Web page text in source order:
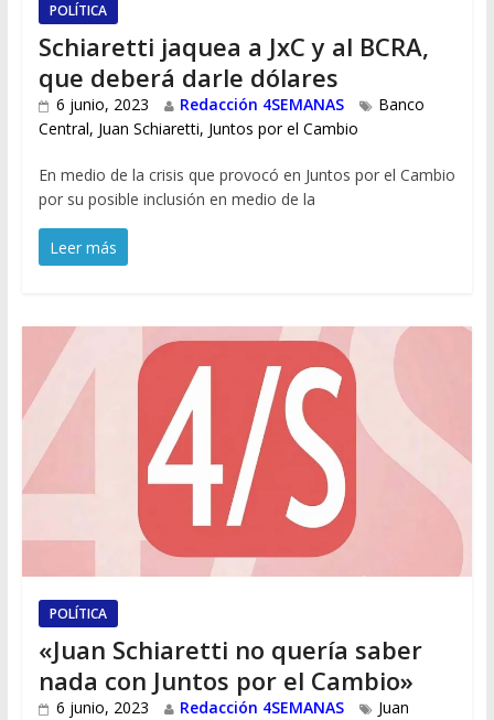
POLÍTICA
Schiaretti jaquea a JxC y al BCRA,
que deberá darle dólares
6 junio, 2023 Redacción 4SEMANAS
Banco
Central, Juan Schiaretti, Juntos por el Cambio
En medio de la crisis que provocó en Juntos por el Cambio
por su posible inclusión en medio de la
Leer más
POLÍTICA
«Juan Schiaretti no quería saber
nada con Juntos por el Cambio»
6 junio, 2023 Redacción 4SEMANAS
Juan